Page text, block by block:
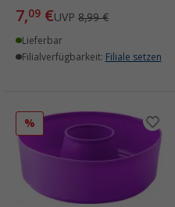
7,09 €UVP 8,99 €
Lieferbar
Filialverfügbarkeit: Filiale setzen
%